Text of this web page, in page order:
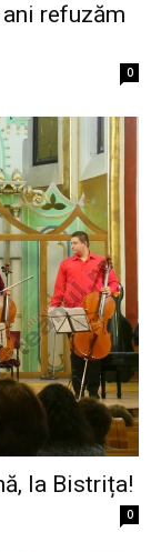
refuzăm
0
la Bistrița!
0